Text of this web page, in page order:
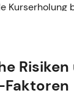
Kurserholung
6,51 EUR,
rückläufige
Risiken